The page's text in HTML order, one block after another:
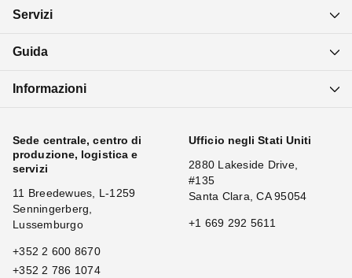
Servizi
Guida
Informazioni
Sede centrale, centro di
produzione, logistica e
servizi
11 Breedewues, L-1259
Senningerberg,
Lussemburgo
+352 2 600 8670
+352 2 786 1074
Ufficio negli Stati Uniti
2880 Lakeside Drive,
#135
Santa Clara, CA 95054
+1 669 292 5611